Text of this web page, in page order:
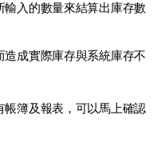
入的數量來結算出庫存數
成實際庫存與系統庫存不
簿及報表，可以馬上確認